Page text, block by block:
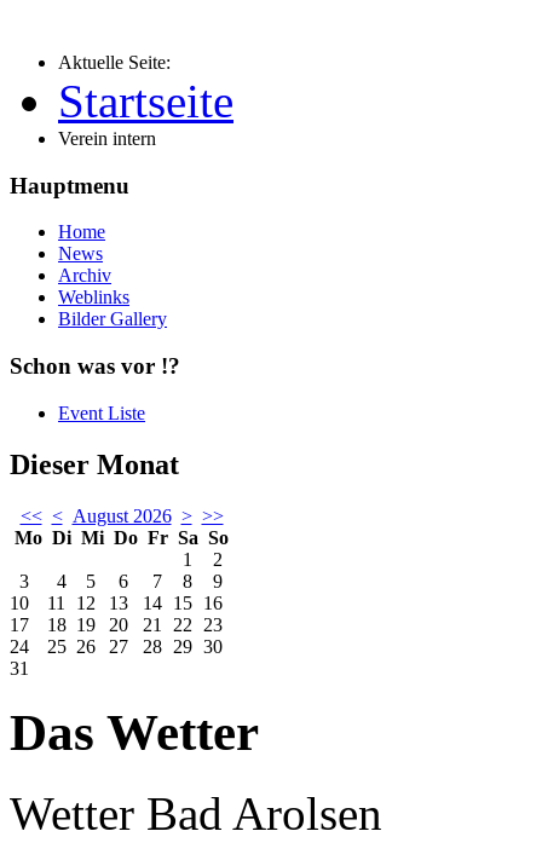
Aktuelle Seite:
Startseite
Verein intern
Hauptmenu
Home
News
Archiv
Weblinks
Bilder Gallery
Schon was vor !?
Event Liste
Dieser Monat
<< < August 2026 > >>
Mo Di Mi Do Fr Sa So
1
2
3
4 5 6 7 8
9
10
11 12 13 14 15 16
17
18 19 20 21 22
23
24
25 26 27 28 29 30
31
Das Wetter
Wetter Bad Arolsen